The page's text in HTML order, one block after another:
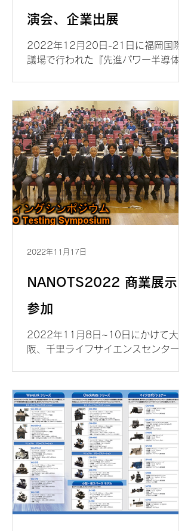
演会、企業出展
2022年12月20日-21日に福岡国際会
議場で行われた『先進パワー半導体分
スではハイパワー系を中心としたシグ
ナトーン社の商品を、多くの来場者様
にご紹介させていただくことができま
した。
NANOTS2022 商業展示に
参加
2022年11月8日~10日にかけて大
阪、千里ライフサイエンスセンターで
いたしました。 当社は各種デバイス測
定用のマイクロ・ポジショナーを展示
し、大勢の方に実物を見ていただき、
また実際に操作していただ...
2022年11月17日